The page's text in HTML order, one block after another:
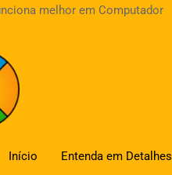
melhor em Computador
Início Entenda em Detalhes